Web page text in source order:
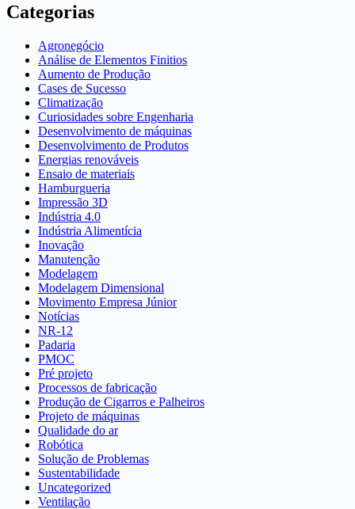
Categorias
Agronegócio
Análise de Elementos Finitios
Aumento de Produção
Cases de Sucesso
Climatização
Curiosidades sobre Engenharia
Desenvolvimento de máquinas
Desenvolvimento de Produtos
Energias renováveis
Ensaio de materiais
Hamburgueria
Impressão 3D
Indústria 4.0
Indústria Alimentícia
Inovação
Manutenção
Modelagem
Modelagem Dimensional
Movimento Empresa Júnior
Notícias
NR-12
Padaria
PMOC
Pré projeto
Processos de fabricação
Produção de Cigarros e Palheiros
Projeto de máquinas
Qualidade do ar
Robótica
Solução de Problemas
Sustentabilidade
Uncategorized
Ventilação